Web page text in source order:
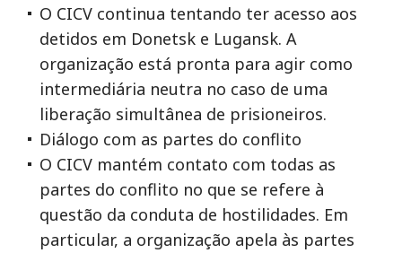
O CICV continua tentando ter acesso aos
detidos em Donetsk e Lugansk. A
organização está pronta para agir como
intermediária neutra no caso de uma
liberação simultânea de prisioneiros.
Diálogo com as partes do conflito
O CICV mantém contato com todas as
partes do conflito no que se refere à
questão da conduta de hostilidades. Em
particular, a organização apela às partes